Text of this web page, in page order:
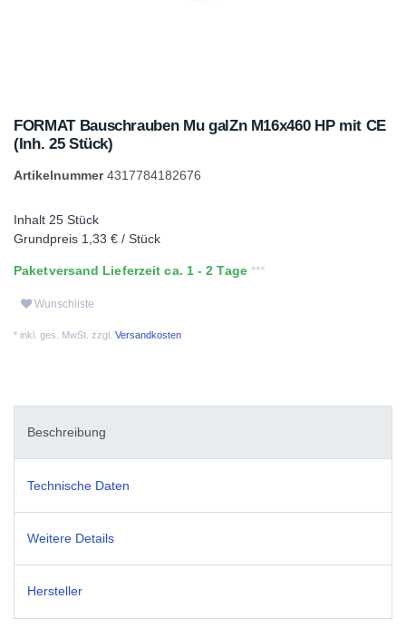
FORMAT Bauschrauben Mu galZn M16x460 HP mit CE
(Inh. 25 Stück)
Artikelnummer4317784182676
Inhalt 25 Stück
Grundpreis 1,33 € / Stück
Paketversand Lieferzeit ca. 1 - 2 Tage
Wunschliste
* inkl. ges. MwSt. zzgl. Versandkosten
Beschreibung
Technische Daten
Weitere Details
Hersteller